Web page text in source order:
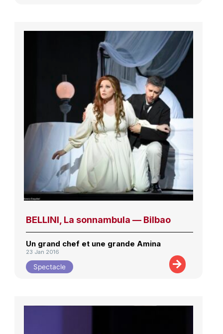
BELLINI, La sonnambula — Bilbao
Un grand chef et une grande Amina
23 Jan 2016
Spectacle